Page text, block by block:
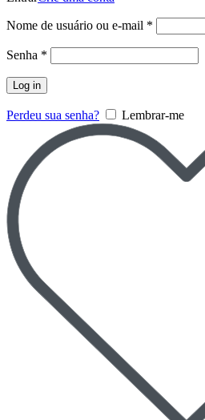
Nome de usuário ou e-mail *
Senha *
Log in
Perdeu sua senha? Lembrar-me